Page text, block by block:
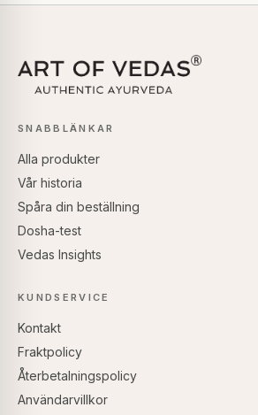
SNABBLÄNKAR
Alla produkter
Vår historia
Spåra din beställning
Dosha-test
Vedas Insights
KUNDSERVICE
Kontakt
Fraktpolicy
Återbetalningspolicy
Användarvillkor